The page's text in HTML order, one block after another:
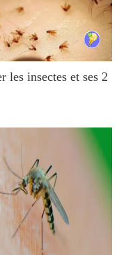
les insectes et ses 2